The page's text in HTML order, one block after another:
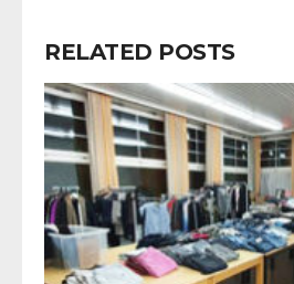
RELATED POSTS